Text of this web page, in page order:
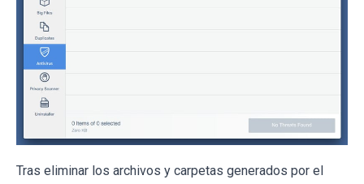
Tras eliminar los archivos y carpetas generados por el